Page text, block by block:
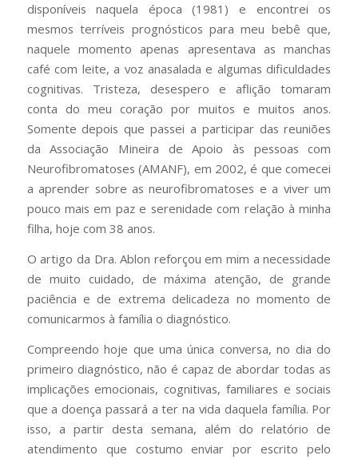
disponíveis naquela época (1981) e encontrei os
mesmos terríveis prognósticos para meu bebê que,
naquele momento apenas apresentava as manchas
café com leite, a voz anasalada e algumas dificuldades
cognitivas. Tristeza, desespero e aflição tomaram
conta do meu coração por muitos e muitos anos.
Somente depois que passei a participar das reuniões
da Associação Mineira de Apoio às pessoas com
Neurofibromatoses (AMANF), em 2002, é que comecei
a aprender sobre as neurofibromatoses e a viver um
pouco mais em paz e serenidade com relação à minha
filha, hoje com 38 anos.
O artigo da Dra. Ablon reforçou em mim a necessidade
de muito cuidado, de máxima atenção, de grande
paciência e de extrema delicadeza no momento de
comunicarmos à família o diagnóstico.
Compreendo hoje que uma única conversa, no dia do
primeiro diagnóstico, não é capaz de abordar todas as
implicações emocionais, cognitivas, familiares e sociais
que a doença passará a ter na vida daquela família. Por
isso, a partir desta semana, além do relatório de
atendimento que costumo enviar por escrito pelo